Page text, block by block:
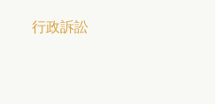
行政訴訟